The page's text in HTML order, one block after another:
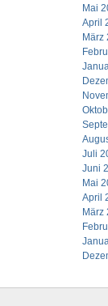
Mai
April
März
Juli
Juni
Mai
April
März